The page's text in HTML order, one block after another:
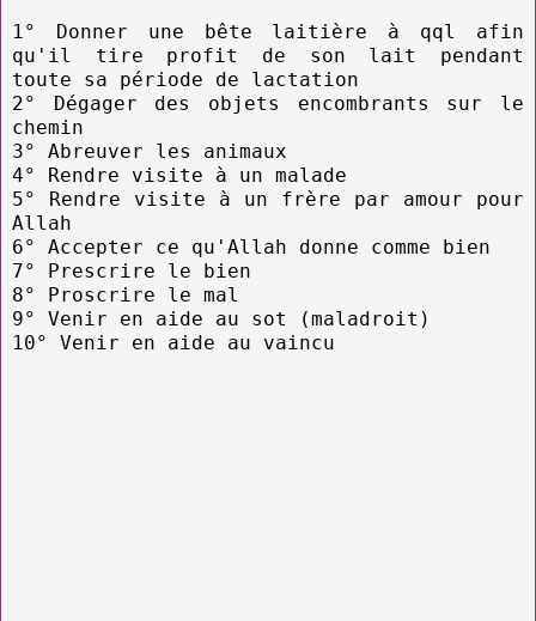
1° Donner une bête laitière à qql afin
qu'il tire profit de son lait pendant
toute sa période de lactation
2° Dégager des objets encombrants sur le
chemin
3° Abreuver les animaux
4° Rendre visite à un malade
5° Rendre visite à un frère par amour pour
Allah
6° Accepter ce qu'Allah donne comme bien
7° Prescrire le bien
8° Proscrire le mal
9° Venir en aide au sot (maladroit)
10° Venir en aide au vaincu